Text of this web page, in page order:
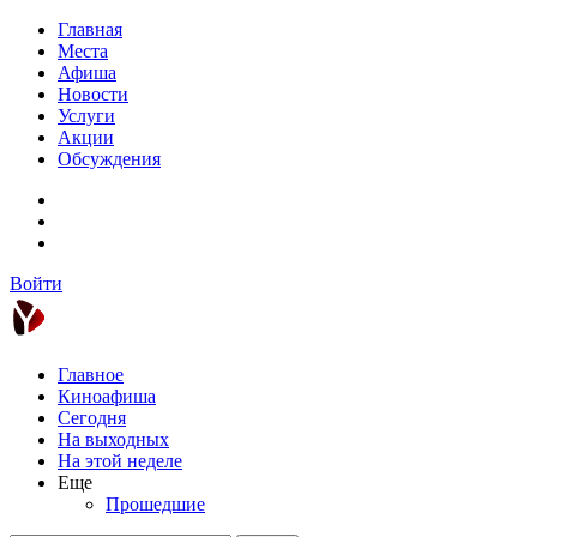
Главная
Места
Афиша
Новости
Услуги
Акции
Обсуждения
Войти
Главное
Киноафиша
Сегодня
На выходных
На этой неделе
Еще
Прошедшие